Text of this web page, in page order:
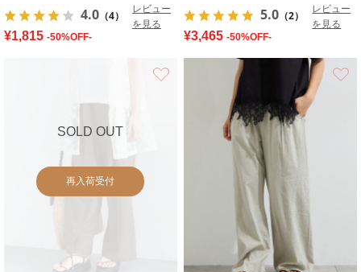
4.0 （4）
レビュー
を見る
¥1,815 -50%OFF-
5.0 （2）
レビュー
を見る
¥3,465 -50%OFF-
SOLD OUT
再入荷受付